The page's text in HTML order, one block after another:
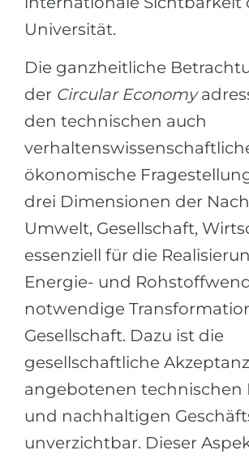
Universität.
Die ganzheitliche
der Circular Economy
den technischen auch
ökonomische
drei Dimensionen der
Umwelt, Gesellschaft,
essenziell für die
Energie- und
notwendige
Gesellschaft. Dazu ist die
gesellschaftliche
angebotenen technischen
und nachhaltigen
unverzichtbar. Dieser